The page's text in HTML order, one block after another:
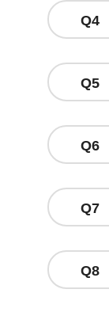
Q4
Q5
Q6
Q7
Q8